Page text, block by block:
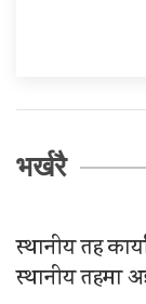
भर्खरै
स्थानीय तह
स्थानीय तहमा